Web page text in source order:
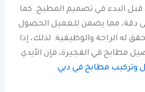
البدء في تصميم المطبخ. كما
دقة، مما يضمن للعميل الحصول
له الراحة والوظيفية. لذلك، إذا
في الفجيرة، فإن الأيدي
وتركيب مطابخ في دبي